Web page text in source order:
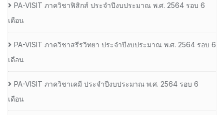
PA-VISIT ภาควิชาฟิสิกส์ ประจำปีงบประมาณ พ.ศ. 2564 รอบ 6
เดือน
PA-VISIT ภาควิชาสรีรวิทยา ประจำปีงบประมาณ พ.ศ. 2564 รอบ 6
เดือน
PA-VISIT ภาควิชาเคมี ประจำปีงบประมาณ พ.ศ. 2564 รอบ 6
เดือน